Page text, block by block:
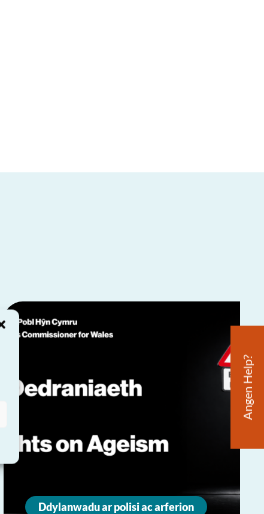
Angen Help?
Ddylanwadu ar polisi ac arferion